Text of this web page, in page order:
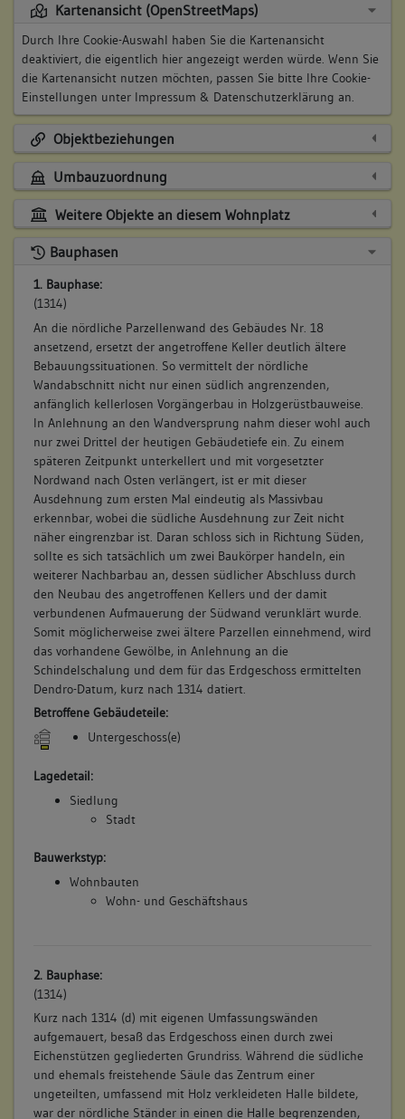
Kartenansicht (OpenStreetMaps)
Durch Ihre Cookie-Auswahl haben Sie die Kartenansicht
deaktiviert, die eigentlich hier angezeigt werden würde. Wenn Sie
die Kartenansicht nutzen möchten, passen Sie bitte Ihre Cookie-
Einstellungen unter Impressum & Datenschutzerklärung an.
Objektbeziehungen
Umbauzuordnung
Weitere Objekte an diesem Wohnplatz
Bauphasen
1. Bauphase:
(1314)
An die nördliche Parzellenwand des Gebäudes Nr. 18
ansetzend, ersetzt der angetroffene Keller deutlich ältere
Bebauungssituationen. So vermittelt der nördliche
Wandabschnitt nicht nur einen südlich angrenzenden,
anfänglich kellerlosen Vorgängerbau in Holzgerüstbauweise.
In Anlehnung an den Wandversprung nahm dieser wohl auch
nur zwei Drittel der heutigen Gebäudetiefe ein. Zu einem
späteren Zeitpunkt unterkellert und mit vorgesetzter
Nordwand nach Osten verlängert, ist er mit dieser
Ausdehnung zum ersten Mal eindeutig als Massivbau
erkennbar, wobei die südliche Ausdehnung zur Zeit nicht
näher eingrenzbar ist. Daran schloss sich in Richtung Süden,
sollte es sich tatsächlich um zwei Baukörper handeln, ein
weiterer Nachbarbau an, dessen südlicher Abschluss durch
den Neubau des angetroffenen Kellers und der damit
verbundenen Aufmauerung der Südwand verunklärt wurde.
Somit möglicherweise zwei ältere Parzellen einnehmend, wird
das vorhandene Gewölbe, in Anlehnung an die
Schindelschalung und dem für das Erdgeschoss ermittelten
Dendro-Datum, kurz nach 1314 datiert.
Betroffene Gebäudeteile:
Untergeschoss(e)
Lagedetail:
Siedlung
Stadt
Bauwerkstyp:
Wohnbauten
Wohn- und Geschäftshaus
2. Bauphase:
(1314)
Kurz nach 1314 (d) mit eigenen Umfassungswänden
aufgemauert, besaß das Erdgeschoss einen durch zwei
Eichenstützen gegliederten Grundriss. Während die südliche
und ehemals freistehende Säule das Zentrum einer
ungeteilten, umfassend mit Holz verkleideten Halle bildete,
war der nördliche Ständer in einen die Halle begrenzenden,